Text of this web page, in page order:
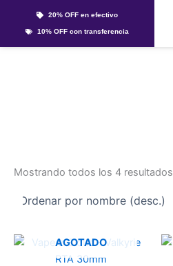
20% OFF en efectivo
10% OFF con transferencia
Mostrando todos los 4 resultados
AGOTADO
Este
producto